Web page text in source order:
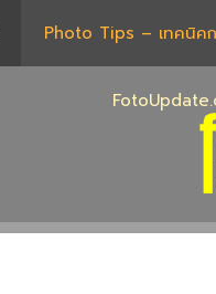
Photo Tips – เทคนิค